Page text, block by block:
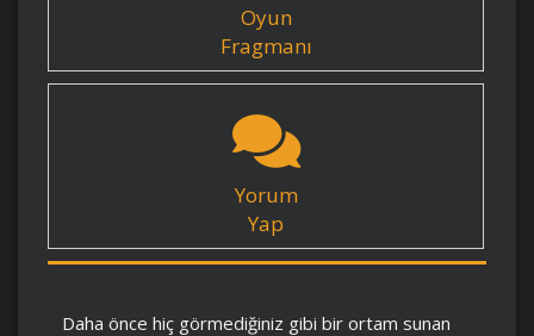
Oyun
Fragmanı
Yorum
Yap
Daha önce hiç görmediğiniz gibi bir ortam sunan